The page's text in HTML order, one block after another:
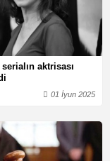
aktrisası
01 İyun 2025